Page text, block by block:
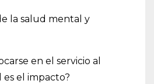
la salud mental y
en el servicio al
es el impacto?